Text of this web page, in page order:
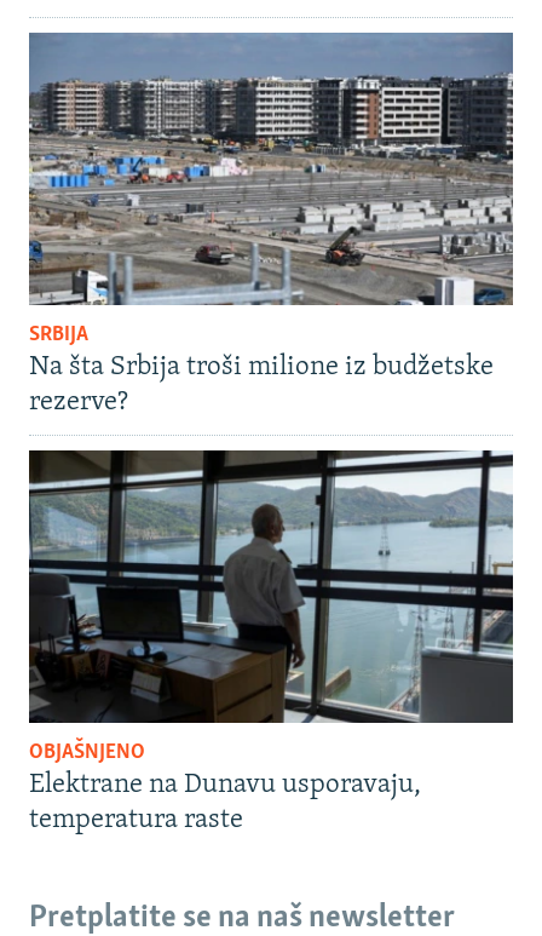
SRBIJA
Na šta Srbija troši milione iz budžetske
rezerve?
OBJAŠNJENO
Elektrane na Dunavu usporavaju,
temperatura raste
Pretplatite se na naš newsletter